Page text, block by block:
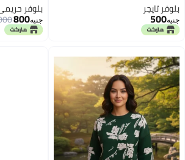
بلوفر تايجر
جنيه500
بلوفر حريمي
جنيه800